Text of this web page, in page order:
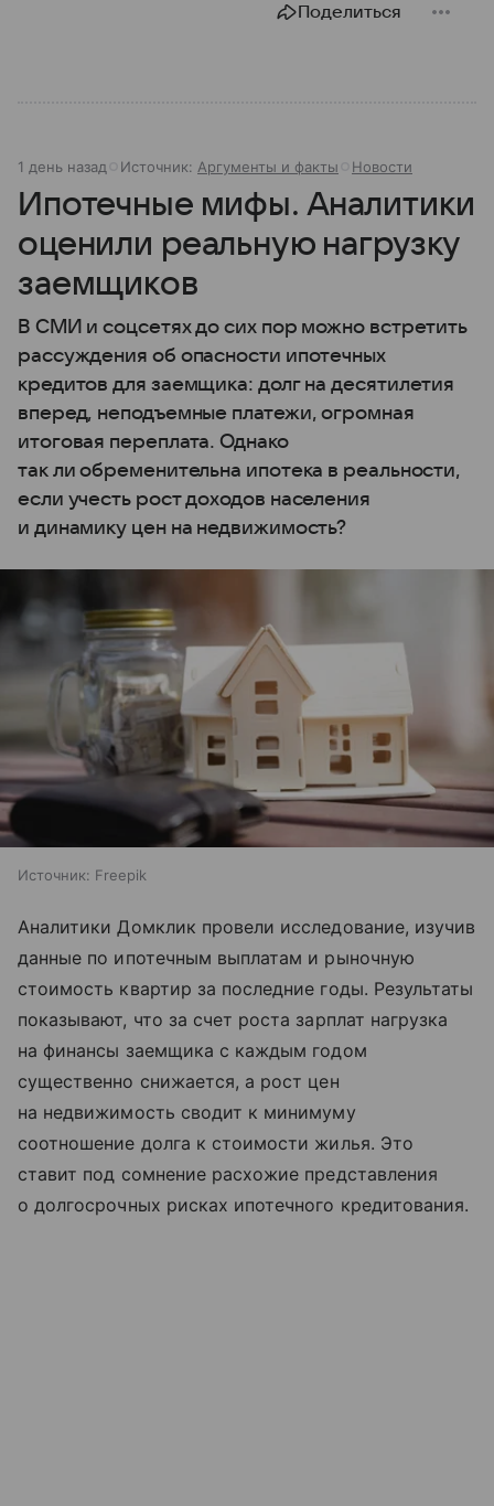
Поделиться
1 день назад Источник: Аргументы и факты Новости
Ипотечные мифы. Аналитики
оценили реальную нагрузку
заемщиков
В СМИ и соцсетях до сих пор можно встретить
рассуждения об опасности ипотечных
кредитов для заемщика: долг на десятилетия
вперед, неподъемные платежи, огромная
итоговая переплата. Однако
так ли обременительна ипотека в реальности,
если учесть рост доходов населения
и динамику цен на недвижимость?
Источник: Freepik
Аналитики Домклик провели исследование, изучив
данные по ипотечным выплатам и рыночную
стоимость квартир за последние годы. Результаты
показывают, что за счет роста зарплат нагрузка
на финансы заемщика с каждым годом
существенно снижается, а рост цен
на недвижимость сводит к минимуму
соотношение долга к стоимости жилья. Это
ставит под сомнение расхожие представления
о долгосрочных рисках ипотечного кредитования.